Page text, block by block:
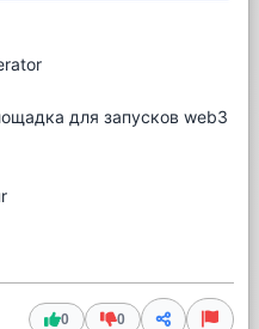
для запусков web3
0 0